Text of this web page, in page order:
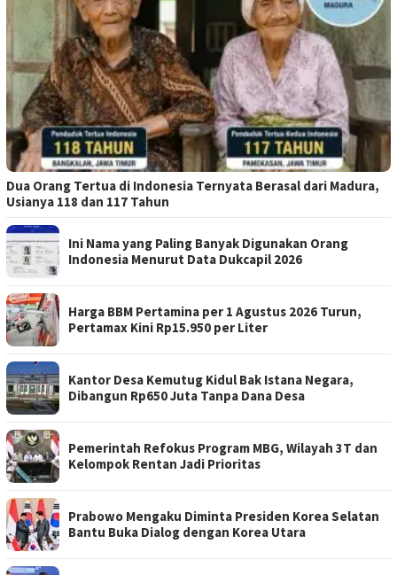
Dua Orang Tertua di Indonesia Ternyata Berasal dari Madura,
Usianya 118 dan 117 Tahun
Ini Nama yang Paling Banyak Digunakan Orang
Indonesia Menurut Data Dukcapil 2026
Harga BBM Pertamina per 1 Agustus 2026 Turun,
Pertamax Kini Rp15.950 per Liter
Kantor Desa Kemutug Kidul Bak Istana Negara,
Dibangun Rp650 Juta Tanpa Dana Desa
Pemerintah Refokus Program MBG, Wilayah 3T dan
Kelompok Rentan Jadi Prioritas
Prabowo Mengaku Diminta Presiden Korea Selatan
Bantu Buka Dialog dengan Korea Utara